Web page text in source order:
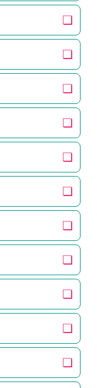
❏
❏
❏
❏
❏
❏
❏
❏
❏
❏
❏